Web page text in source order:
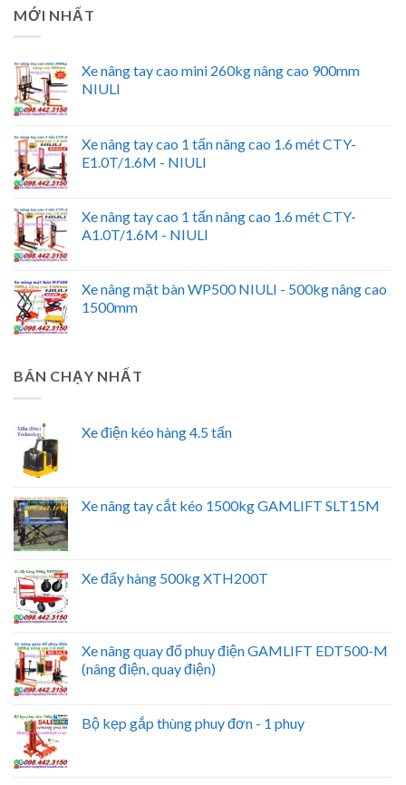
MỚI NHẤT
Xe nâng tay cao mini 260kg nâng cao 900mm
NIULI
Xe nâng tay cao 1 tấn nâng cao 1.6 mét CTY-
E1.0T/1.6M - NIULI
Xe nâng tay cao 1 tấn nâng cao 1.6 mét CTY-
A1.0T/1.6M - NIULI
Xe nâng mặt bàn WP500 NIULI - 500kg nâng cao
1500mm
BÁN CHẠY NHẤT
Xe điện kéo hàng 4.5 tấn
Xe nâng tay cắt kéo 1500kg GAMLIFT SLT15M
Xe đẩy hàng 500kg XTH200T
Xe nâng quay đổ phuy điện GAMLIFT EDT500-M
(nâng điện, quay điện)
Bộ kẹp gắp thùng phuy đơn - 1 phuy